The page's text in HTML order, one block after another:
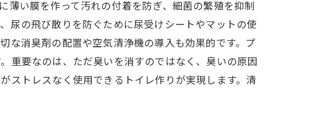
薄い膜を作って汚れの付着を防ぎ、細菌の繁殖を抑制
尿の飛び散りを防ぐために尿受けシートやマットの使
な消臭剤の配置や空気清浄機の導入も効果的です。プ
重要なのは、ただ臭いを消すのではなく、臭いの原因
ストレスなく使用できるトイレ作りが実現します。清